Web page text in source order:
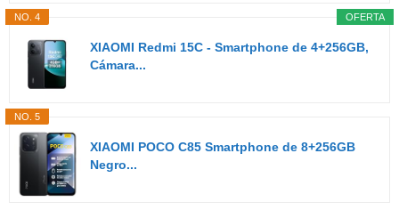
OFERTA
NO. 4
XIAOMI Redmi 15C - Smartphone de 4+256GB,
Cámara...
NO. 5
XIAOMI POCO C85 Smartphone de 8+256GB
Negro...